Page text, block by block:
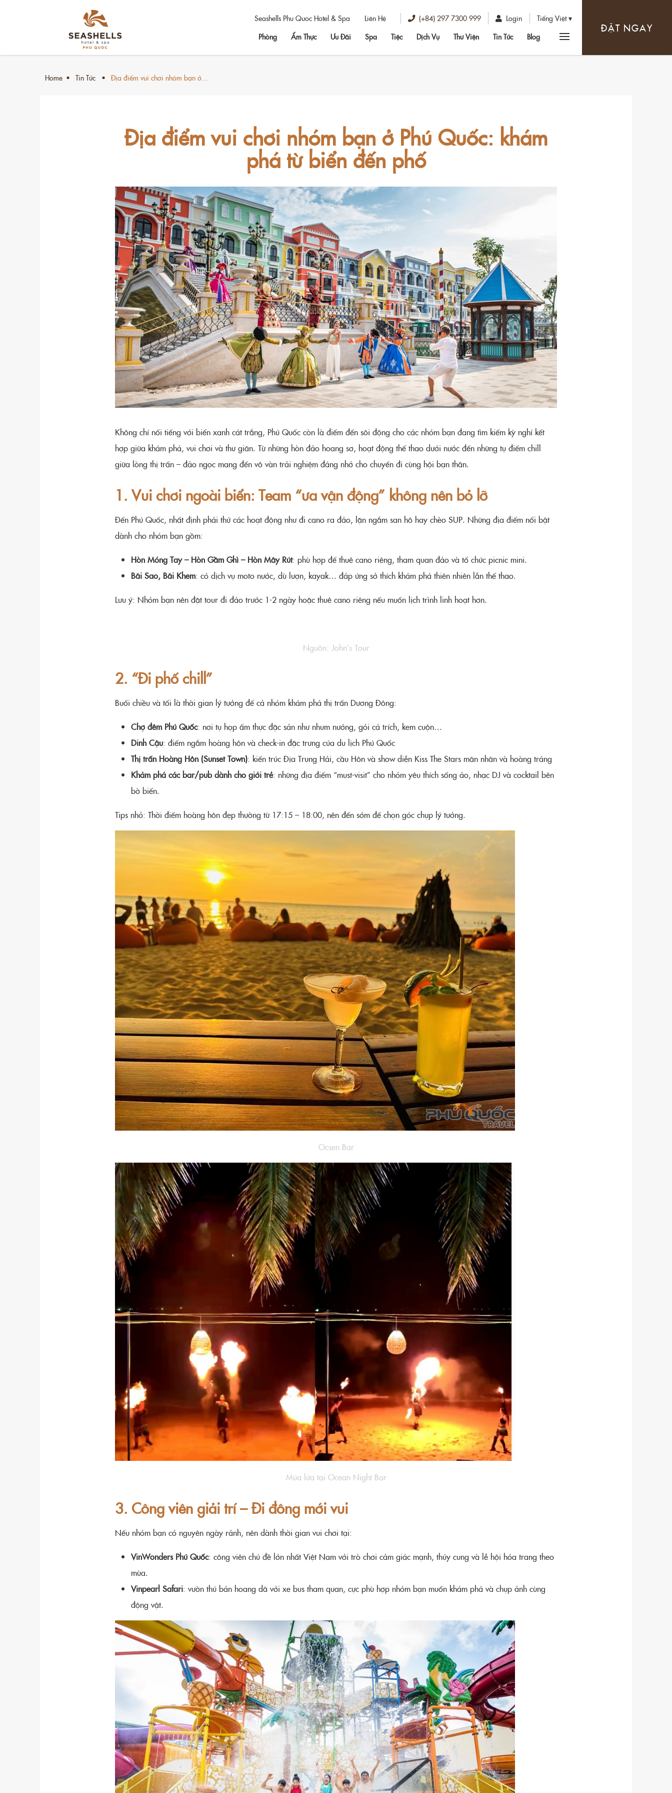
Seashells Phu Quoc Hotel & Spa Liên Hệ (+84) 297 7300 999 Login
Tiếng Việt
Phòng
Ẩm Thực Ưu Đãi Spa Tiệc Dịch Vụ Thư Viện Tin Tức Blog
ĐẶT NGAY
Home Tin Tức Địa điểm vui chơi nhóm bạn ở…
Địa điểm vui chơi nhóm bạn ở Phú Quốc: khám
phá từ biển đến phố
Không chỉ nổi tiếng với biển xanh cát trắng, Phú Quốc còn là điểm đến sôi động cho các nhóm bạn đang tìm kiếm kỳ nghỉ kết
hợp giữa khám phá, vui chơi và thư giãn. Từ những hòn đảo hoang sơ, hoạt động thể thao dưới nước đến những tụ điểm chill
giữa lòng thị trấn – đảo ngọc mang đến vô vàn trải nghiệm đáng nhớ cho chuyến đi cùng hội bạn thân.
1. Vui chơi ngoài biển: Team “ưa vận động” không nên bỏ lỡ
Đến Phú Quốc, nhất định phải thử các hoạt động như đi cano ra đảo, lặn ngắm san hô hay chèo SUP. Những địa điểm nổi bật
dành cho nhóm bạn gồm:
Hòn Móng Tay – Hòn Gầm Ghì – Hòn Mây Rút: phù hợp để thuê cano riêng, tham quan đảo và tổ chức picnic mini.
Bãi Sao, Bãi Khem: có dịch vụ moto nước, dù lượn, kayak… đáp ứng sở thích khám phá thiên nhiên lẫn thể thao.
Lưu ý: Nhóm bạn nên đặt tour đi đảo trước 1-2 ngày hoặc thuê cano riêng nếu muốn lịch trình linh hoạt hơn.
Nguồn: John’s Tour
2. “Đi phố chill”
Buổi chiều và tối là thời gian lý tưởng để cả nhóm khám phá thị trấn Dương Đông:
Chợ đêm Phú Quốc: nơi tụ họp ẩm thực đặc sản như nhum nướng, gỏi cá trích, kem cuộn…
Dinh Cậu: điểm ngắm hoàng hôn và check-in đặc trưng của du lịch Phú Quốc
Thị trấn Hoàng Hôn (Sunset Town): kiến trúc Địa Trung Hải, cầu Hôn và show diễn Kiss The Stars mãn nhãn và hoàng tráng
Khám phá các bar/pub dành cho giới trẻ: những địa điểm “must-visit” cho nhóm yêu thích sống ảo, nhạc DJ và cocktail bên
bờ biển.
Tips nhỏ: Thời điểm hoàng hôn đẹp thường từ 17:15 – 18:00, nên đến sớm để chọn góc chụp lý tưởng.
Ocsen Bar
Múa lửa tại Ocean Night Bar
3. Công viên giải trí – Đi đông mới vui
Nếu nhóm bạn có nguyên ngày rảnh, nên dành thời gian vui chơi tại:
VinWonders Phú Quốc: công viên chủ đề lớn nhất Việt Nam với trò chơi cảm giác mạnh, thủy cung và lễ hội hóa trang theo
mùa.
Vinpearl Safari: vườn thú bán hoang dã với xe bus tham quan, cực phù hợp nhóm bạn muốn khám phá và chụp ảnh cùng
động vật.